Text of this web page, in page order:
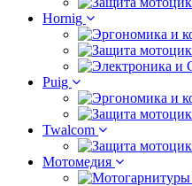
Hornig
Puig
Twalcom
Мотомедия